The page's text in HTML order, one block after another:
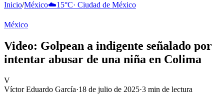
Inicio/México☁️15°C· Ciudad de México
México
Video: Golpean a indigente señalado por
intentar abusar de una niña en Colima
V
Víctor Eduardo García·18 de julio de 2025·3 min de lectura